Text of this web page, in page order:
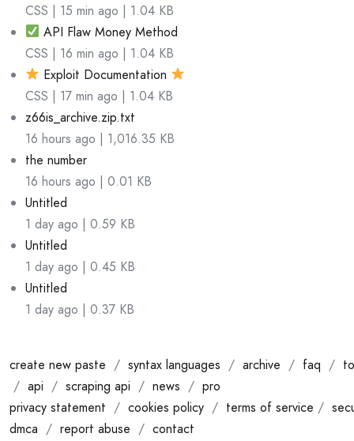
CSS | 15 min ago | 1.04 KB
API Flaw Money Method
CSS | 16 min ago | 1.04 KB
Exploit Documentation
CSS | 17 min ago | 1.04 KB
z66is_archive.zip.txt
16 hours ago | 1,016.35 KB
the number
16 hours ago | 0.01 KB
Untitled
1 day ago | 0.59 KB
Untitled
1 day ago | 0.45 KB
Untitled
1 day ago | 0.37 KB
create new paste / syntax languages / archive / faq /
/ api / scraping api / news / pro
privacy statement / cookies policy / terms of service /
dmca / report abuse / contact